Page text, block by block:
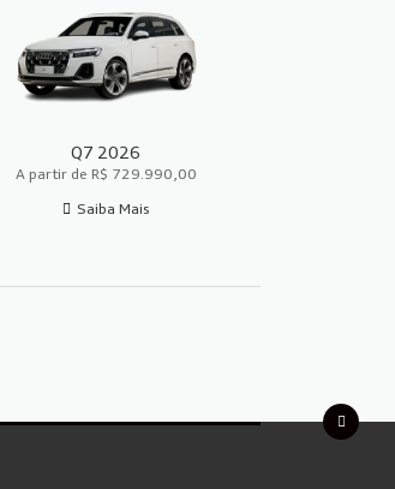
Q7 2026
A partir de R$ 729.990,00
Saiba Mais